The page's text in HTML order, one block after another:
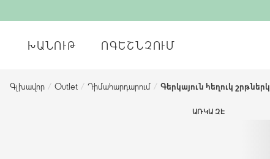
ԽԱՆՈՒԹ ՈԳԵՇՆՉՈՒՄ
Գլխավոր / Outlet / Դիմահարդարում / Գերկայուն հեղուկ շրթներկ
ԱՌԿԱ ՉԷ